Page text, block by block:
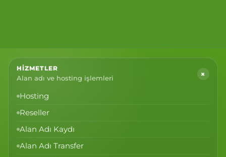
HIZMETLER
Alan adı ve hosting işlemleri
+
Hosting
Reseller
Alan Adı Kaydı
Alan Adı Transfer